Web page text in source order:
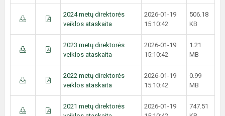
2024 metų direktorės
veiklos ataskaita
2026-01-19
15:10:42
506.18
KB
2023 metų direktorės
veiklos ataskaita
2026-01-19
15:10:42
1.21
MB
2022 metų direktorės
veiklos ataskaita
2026-01-19
15:10:42
0.99
MB
2021 metų direktorės
2026-01-19
747.51